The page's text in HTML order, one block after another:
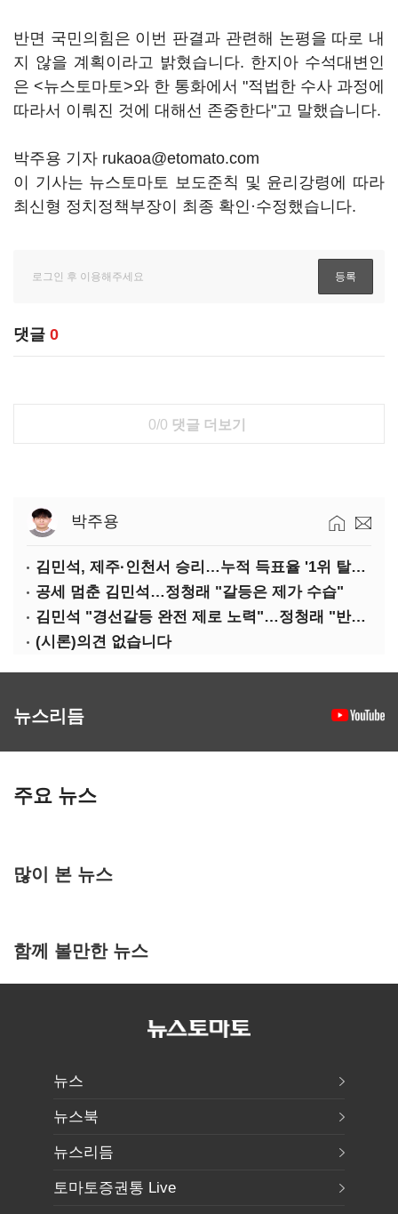
반면 국민의힘은 이번 판결과 관련해 논평을 따로 내
지 않을 계획이라고 밝혔습니다. 한지아 수석대변인
은 <뉴스토마토>와 한 통화에서 "적법한 수사 과정에
따라서 이뤄진 것에 대해선 존중한다"고 말했습니다.
박주용 기자 rukaoa@etomato.com
이 기사는 뉴스토마토 보도준칙 및 윤리강령에 따라
최신형 정치정책부장이 최종 확인·수정했습니다.
댓글 0
0/0 댓글 더보기
박주용
김민석, 제주·인천서 승리…누적 득표율 '1위 탈환'(종합)
공세 멈춘 김민석…정청래 "갈등은 제가 수습"
김민석 "경선갈등 완전 제로 노력"…정청래 "반명 공세 사과부터"
(시론)의견 없습니다
뉴스리듬
주요 뉴스
많이 본 뉴스
함께 볼만한 뉴스
뉴스
뉴스북
뉴스리듬
토마토증권통 Live